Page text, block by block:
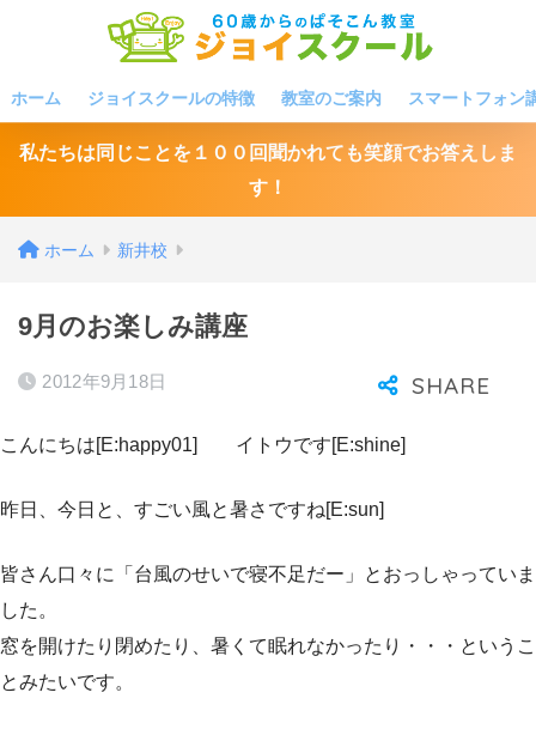
ホーム ジョイスクールの特徴 教室のご案内 スマートフォン
私たちは同じことを１００回聞かれても笑顔でお答えしま
す！
ホーム 新井校
9月のお楽しみ講座
2012年9月18日
こんにちは[E:happy01] イトウです[E:shine]
昨日、今日と、すごい風と暑さですね[E:sun]
皆さん口々に「台風のせいで寝不足だー」とおっしゃっていま
した。
窓を開けたり閉めたり、暑くて眠れなかったり・・・というこ
とみたいです。